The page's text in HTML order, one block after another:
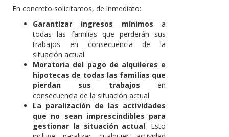
En concreto solicitamos, de inmediato:
Garantizar ingresos mínimos a
todas las familias que perderán sus
trabajos en consecuencia de la
situación actual.
Moratoria del pago de alquileres e
hipotecas de todas las familias que
pierdan sus trabajos en
consecuencia de la situación actual.
La paralización de las actividades
que no sean imprescindibles para
gestionar la situación actual. Esto